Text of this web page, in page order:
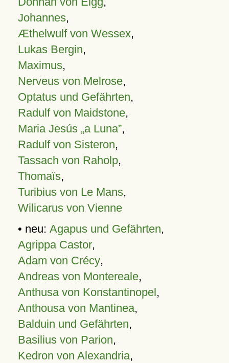
Johannes,
Æthelwulf von Wessex,
Lukas Bergin,
Maximus,
Nerveus von Melrose,
Optatus und Gefährten,
Radulf von Maidstone,
Maria Jesús „a Luna”,
Radulf von Sisteron,
Tassach von Raholp,
Thomaïs,
Turibius von Le Mans,
Wilicarus von Vienne
• neu: Agapus und Gefährten,
Agrippa Castor,
Adam von Crécy,
Andreas von Montereale,
Anthusa von Konstantinopel,
Anthousa von Mantinea,
Balduin und Gefährten,
Basilius von Parion,
Kedron von Alexandria,